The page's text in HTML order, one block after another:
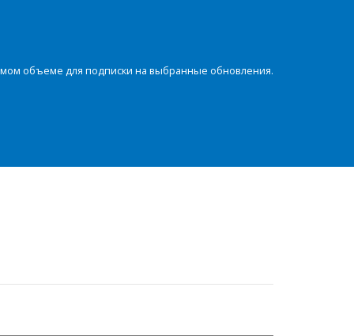
объеме для подписки на выбранные обновления.